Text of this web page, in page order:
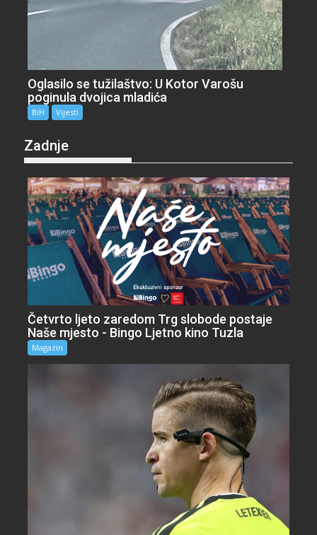
Oglasilo se tužilaštvo: U Kotor Varošu
poginula dvojica mladića
BiH Vijesti
Zadnje
Četvrto ljeto zaredom Trg slobode postaje
Naše mjesto - Bingo Ljetno kino Tuzla
Magazin